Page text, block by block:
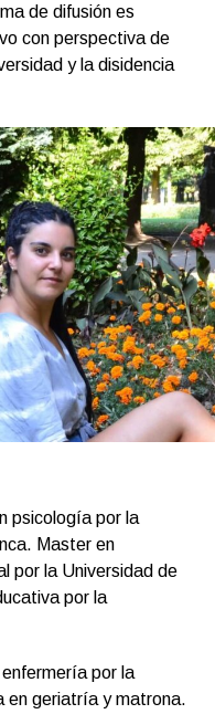
de difusión es
con perspectiva de
y la disidencia
psicología por la
Master en
por la Universidad de
por la
por la
en geriatría y matrona.